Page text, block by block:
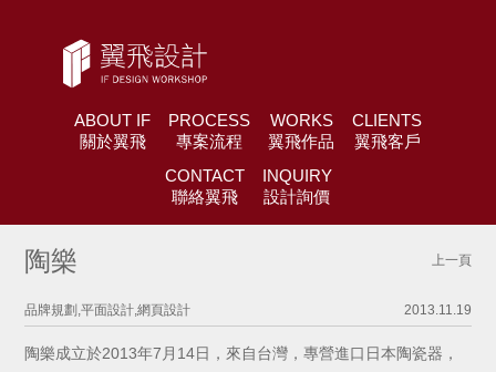
ABOUT IF
關於翼飛
PROCESS
專案流程
WORKS
翼飛作品
CLIENTS
翼飛客戶
CONTACT
聯絡翼飛
INQUIRY
設計詢價
陶樂 上一頁
品牌規劃,平面設計,網頁設計 2013.11.19
陶樂成立於2013年7月14日，來自台灣，專營進口日本陶瓷器，